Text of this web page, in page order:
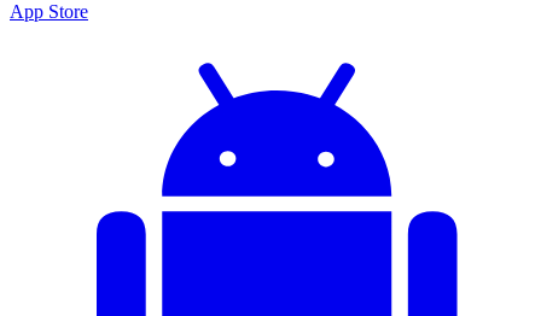
App Store